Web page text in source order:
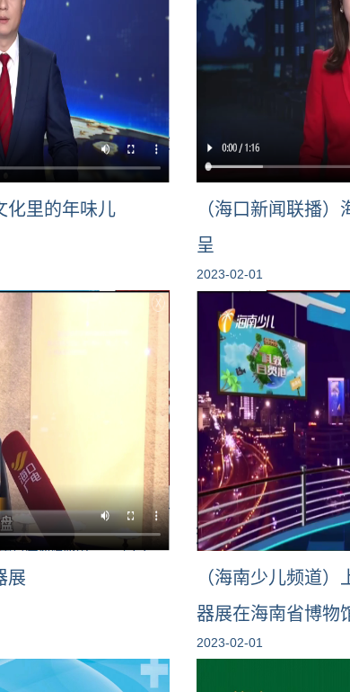
化里的年味儿
（海口新闻联播
呈
2023-02-01
展
（海南少儿频道
器展在海南省博物
2023-02-01